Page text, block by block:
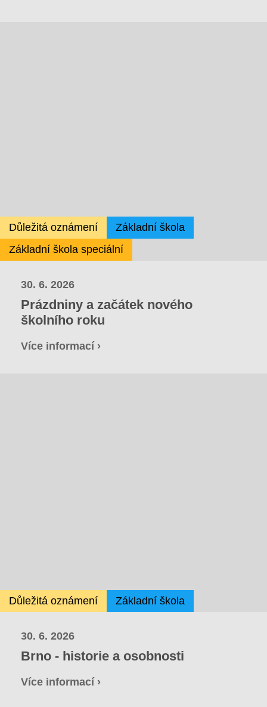
Důležitá oznámení
Základní škola
Základní škola speciální
30. 6. 2026
Prázdniny a začátek nového
školního roku
Více informací ›
Důležitá oznámení Základní škola
30. 6. 2026
Brno - historie a osobnosti
Více informací ›